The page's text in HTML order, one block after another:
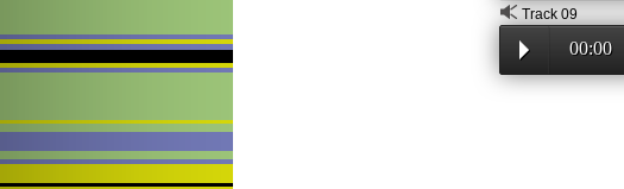
Track 09
00:00